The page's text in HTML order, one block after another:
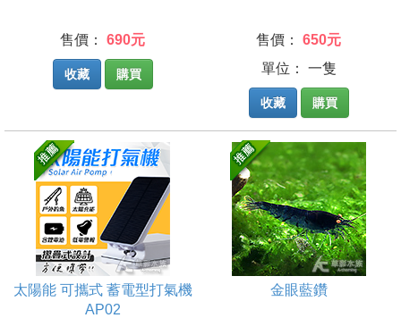
售價： 690元
收藏 購買
售價：
650元
單位： 一隻
收藏 購買
太陽能 可攜式 蓄電型打氣機
AP02
金眼藍鑽